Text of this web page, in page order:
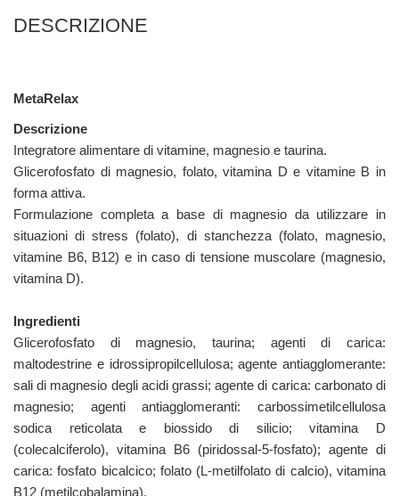
DESCRIZIONE
MetaRelax
Descrizione
Integratore alimentare di vitamine, magnesio e taurina.
Glicerofosfato di magnesio, folato, vitamina D e vitamine B in
forma attiva.
Formulazione completa a base di magnesio da utilizzare in
situazioni di stress (folato), di stanchezza (folato, magnesio,
vitamine B6, B12) e in caso di tensione muscolare (magnesio,
vitamina D).
Ingredienti
Glicerofosfato di magnesio, taurina; agenti di carica:
maltodestrine e idrossipropilcellulosa; agente antiagglomerante:
sali di magnesio degli acidi grassi; agente di carica: carbonato di
magnesio; agenti antiagglomeranti: carbossimetilcellulosa
sodica reticolata e biossido di silicio; vitamina D
(colecalciferolo), vitamina B6 (piridossal-5-fosfato); agente di
carica: fosfato bicalcico; folato (L-metilfolato di calcio), vitamina
B12 (metilcobalamina).